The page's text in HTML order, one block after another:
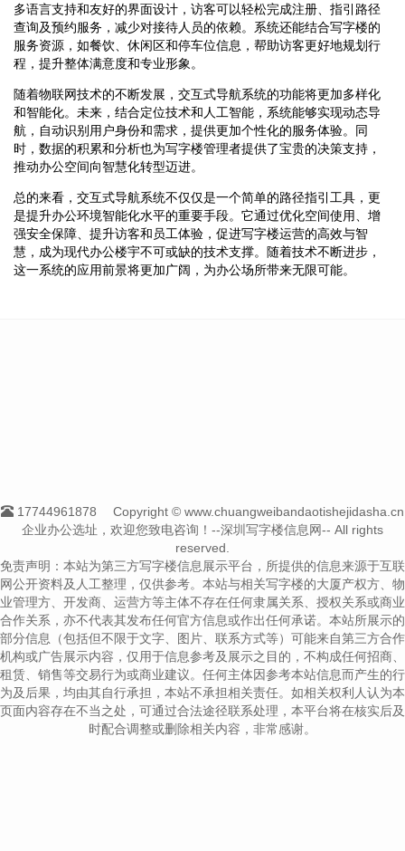
多语言支持和友好的界面设计，访客可以轻松完成注册、指引路径
查询及预约服务，减少对接待人员的依赖。系统还能结合写字楼的
服务资源，如餐饮、休闲区和停车位信息，帮助访客更好地规划行
程，提升整体满意度和专业形象。
随着物联网技术的不断发展，交互式导航系统的功能将更加多样化
和智能化。未来，结合定位技术和人工智能，系统能够实现动态导
航，自动识别用户身份和需求，提供更加个性化的服务体验。同
时，数据的积累和分析也为写字楼管理者提供了宝贵的决策支持，
推动办公空间向智慧化转型迈进。
总的来看，交互式导航系统不仅仅是一个简单的路径指引工具，更
是提升办公环境智能化水平的重要手段。它通过优化空间使用、增
强安全保障、提升访客和员工体验，促进写字楼运营的高效与智
慧，成为现代办公楼宇不可或缺的技术支撑。随着技术不断进步，
这一系统的应用前景将更加广阔，为办公场所带来无限可能。
17744961878
Copyright © www.chuangweibandaotishejidasha.cn
企业办公选址，欢迎您致电咨询！--深圳写字楼信息网-- All rights
reserved.
免责声明：本站为第三方写字楼信息展示平台，所提供的信息来源于互联
网公开资料及人工整理，仅供参考。本站与相关写字楼的大厦产权方、物
业管理方、开发商、运营方等主体不存在任何隶属关系、授权关系或商业
合作关系，亦不代表其发布任何官方信息或作出任何承诺。本站所展示的
部分信息（包括但不限于文字、图片、联系方式等）可能来自第三方合作
机构或广告展示内容，仅用于信息参考及展示之目的，不构成任何招商、
租赁、销售等交易行为或商业建议。任何主体因参考本站信息而产生的行
为及后果，均由其自行承担，本站不承担相关责任。如相关权利人认为本
页面内容存在不当之处，可通过合法途径联系处理，本平台将在核实后及
时配合调整或删除相关内容，非常感谢。